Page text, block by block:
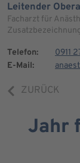
Leitender
Facharzt für
Telefon:
0911
E-Mail:
ZURÜCK
Jahr